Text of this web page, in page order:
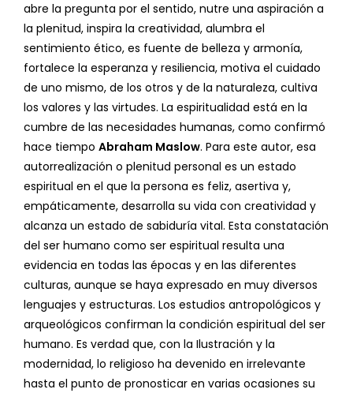
abre la pregunta por el sentido, nutre una aspiración a
la plenitud, inspira la creatividad, alumbra el
sentimiento ético, es fuente de belleza y armonía,
fortalece la esperanza y resiliencia, motiva el cuidado
de uno mismo, de los otros y de la naturaleza, cultiva
los valores y las virtudes. La espiritualidad está en la
cumbre de las necesidades humanas, como confirmó
hace tiempo Abraham Maslow. Para este autor, esa
autorrealización o plenitud personal es un estado
espiritual en el que la persona es feliz, asertiva y,
empáticamente, desarrolla su vida con creatividad y
alcanza un estado de sabiduría vital. Esta constatación
del ser humano como ser espiritual resulta una
evidencia en todas las épocas y en las diferentes
culturas, aunque se haya expresado en muy diversos
lenguajes y estructuras. Los estudios antropológicos y
arqueológicos confirman la condición espiritual del ser
humano. Es verdad que, con la Ilustración y la
modernidad, lo religioso ha devenido en irrelevante
hasta el punto de pronosticar en varias ocasiones su